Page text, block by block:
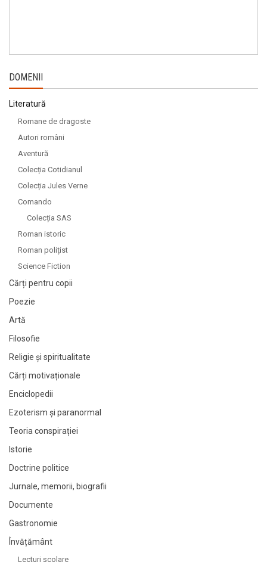
DOMENII
Literatură
Romane de dragoste
Autori români
Aventură
Colecția Cotidianul
Colecția Jules Verne
Comando
Colecția SAS
Roman istoric
Roman polițist
Science Fiction
Cărți pentru copii
Poezie
Artă
Filosofie
Religie și spiritualitate
Cărți motivaționale
Enciclopedii
Ezoterism și paranormal
Teoria conspirației
Istorie
Doctrine politice
Jurnale, memorii, biografii
Documente
Gastronomie
Învățământ
Lecturi şcolare